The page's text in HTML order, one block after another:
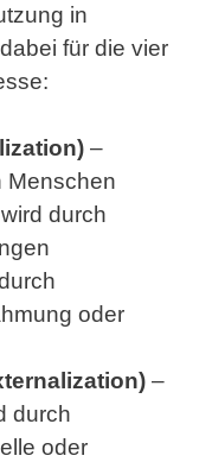
in
für die vier
–
Menschen
durch
oder
–
durch
oder